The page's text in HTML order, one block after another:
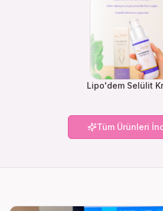
Lipo'dem Selülit
Tüm Ürünleri